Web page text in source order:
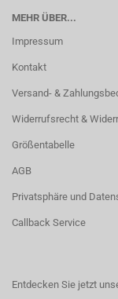
MEHR ÜBER...
Impressum
Kontakt
Versand- &
Widerrufsrecht &
Größentabelle
AGB
Privatsphäre und
Callback Service
Entdecken Sie jetzt